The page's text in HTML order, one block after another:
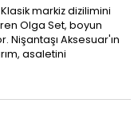
Klasik markiz dizilimini
Olga Set, boyun
Nişantaşı Aksesuar'ın
asaletini